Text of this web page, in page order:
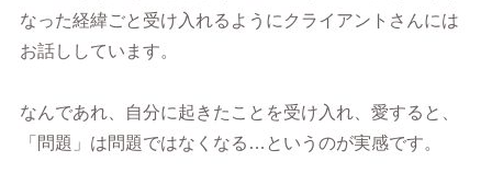
なった経緯ごと受け入れるようにクライアントさんには
お話ししています。
なんであれ、自分に起きたことを受け入れ、愛すると、
「問題」は問題ではなくなる…というのが実感です。